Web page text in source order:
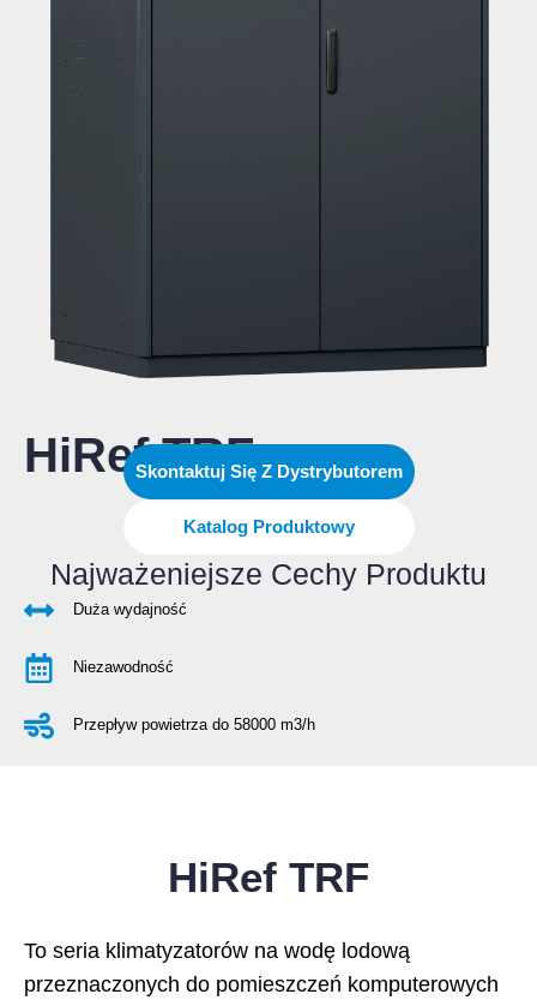
HiRef TRF
Skontaktuj Się Z Dystrybutorem
Katalog Produktowy
Najważeniejsze Cechy Produktu
Duża wydajność
Niezawodność
Przepływ powietrza do 58000 m3/h
HiRef TRF
To seria klimatyzatorów na wodę lodową
przeznaczonych do pomieszczeń komputerowych